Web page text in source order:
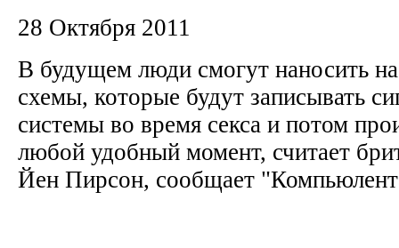
28 Октября 2011
В будущем люди смогут наносить
схемы, которые будут записывать
системы во время секса и потом
любой удобный момент, считает
Йен Пирсон, сообщает